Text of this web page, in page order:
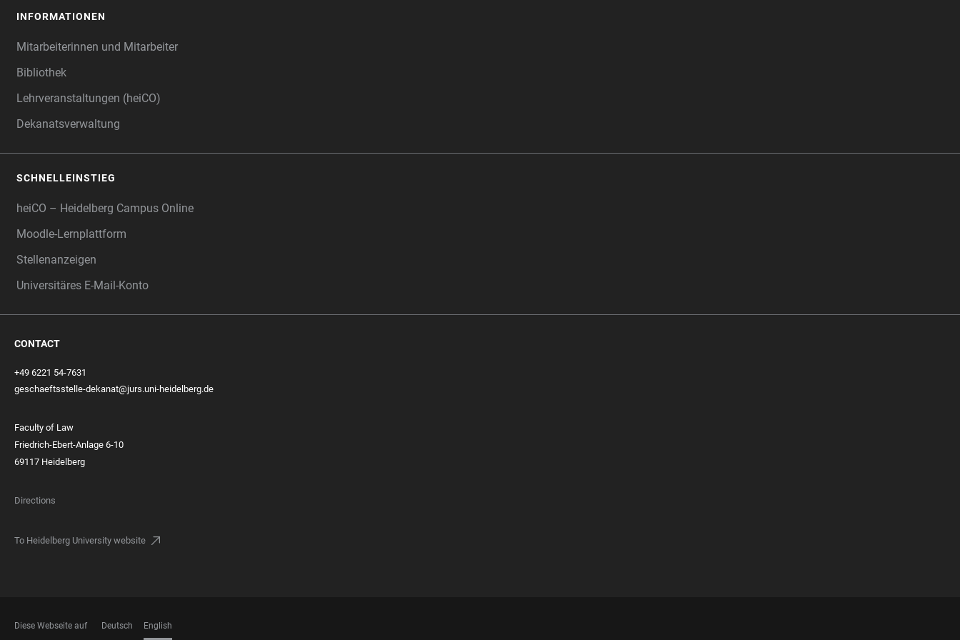
INFORMATIONEN
Mitarbeiterinnen und Mitarbeiter
Bibliothek
Lehrveranstaltungen (heiCO)
Dekanatsverwaltung
SCHNELLEINSTIEG
heiCO – Heidelberg Campus Online
Moodle-Lernplattform
Stellenanzeigen
Universitäres E-Mail-Konto
CONTACT
+49 6221 54-7631
geschaeftsstelle-dekanat@jurs.uni-heidelberg.de
Faculty of Law
Friedrich-Ebert-Anlage 6-10
69117 Heidelberg
Directions
To Heidelberg University website
Diese Webseite auf Deutsch English